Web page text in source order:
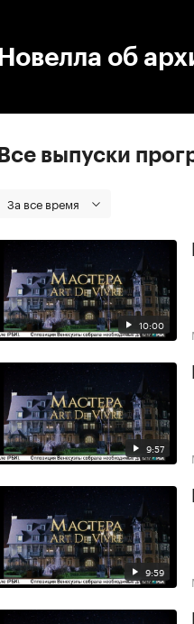
Новелла об
Все выпуски
За все время
10:00
9:57
9:59